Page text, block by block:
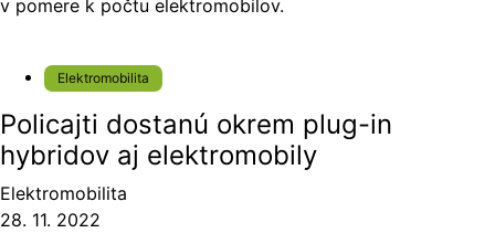
v pomere k počtu elektromobilov.
Elektromobilita
Policajti dostanú okrem plug-in
hybridov aj elektromobily
Elektromobilita
28. 11. 2022